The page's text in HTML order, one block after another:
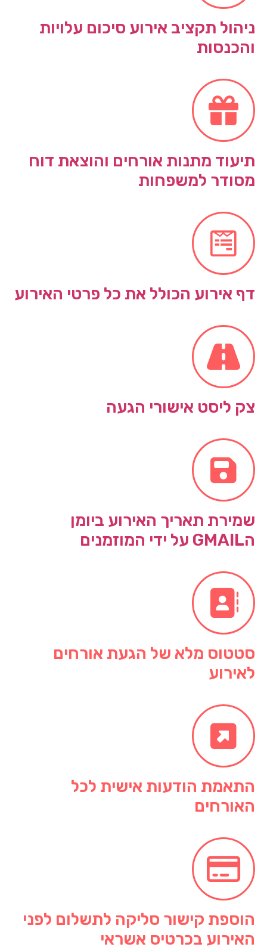
ניהול תקציב אירוע סיכום עלויות
והכנסות
תיעוד מתנות אורחים והוצאת דוח
מסודר למשפחות
דף אירוע הכולל את כל פרטי האירוע
צק ליסט אישורי הגעה
שמירת תאריך האירוע ביומן
הGMAIL על ידי המוזמנים
סטטוס מלא של הגעת אורחים
לאירוע
התאמת הודעות אישית לכל
האורחים
הוספת קישור סליקה לתשלום לפני
האירוע בכרטיס אשראי